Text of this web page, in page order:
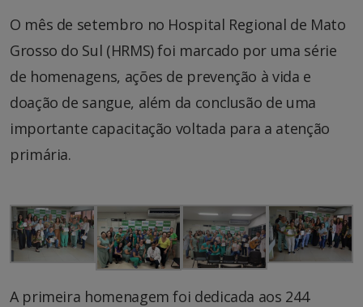
O mês de setembro no Hospital Regional de Mato
Grosso do Sul (HRMS) foi marcado por uma série
de homenagens, ações de prevenção à vida e
doação de sangue, além da conclusão de uma
importante capacitação voltada para a atenção
primária.
A primeira homenagem foi dedicada aos 244